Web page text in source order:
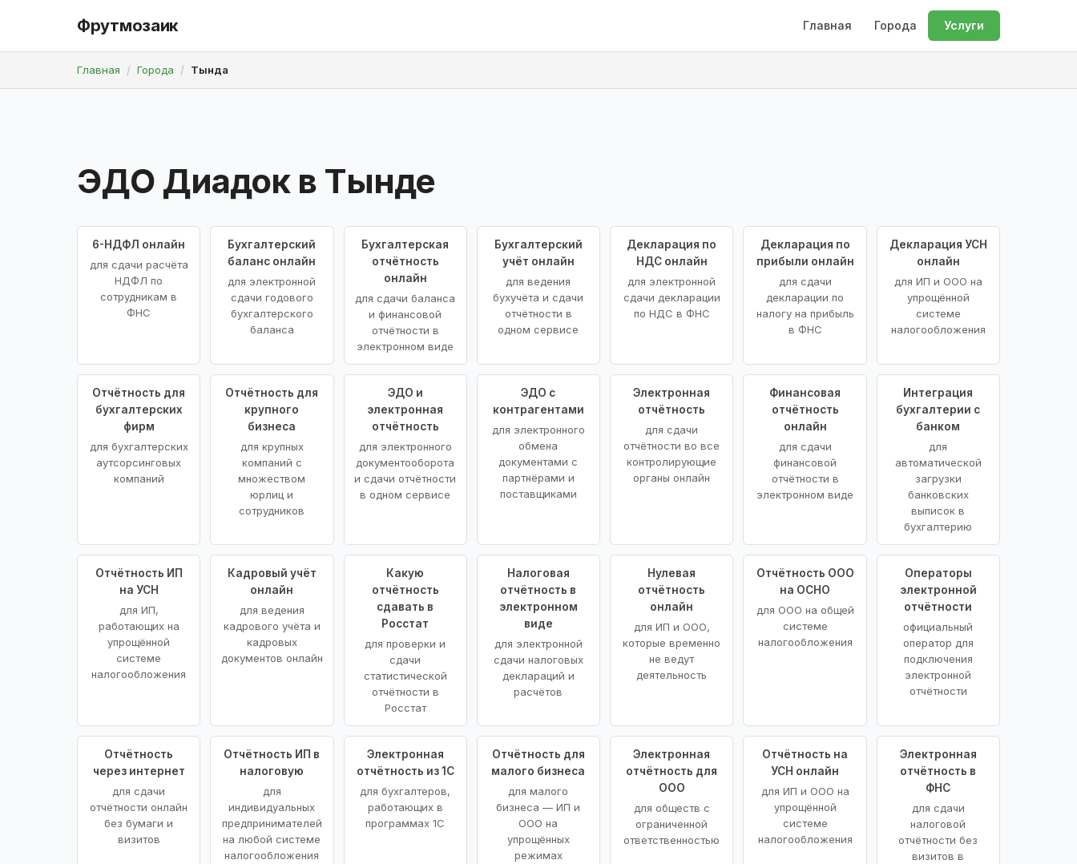
Фрутмозаик Главная Города Услуги
Главная Города Тында
ЭДО Диадок в Тынде
6-НДФЛ онлайн
для сдачи расчёта
НДФЛ по
сотрудникам в
ФНС
Бухгалтерский
баланс онлайн
для электронной
сдачи годового
бухгалтерского
баланса
Бухгалтерская
отчётность
онлайн
для сдачи баланса
и финансовой
отчётности в
электронном виде
Бухгалтерский
учёт онлайн
для ведения
бухучёта и сдачи
отчётности в
одном сервисе
Декларация по
НДС онлайн
для электронной
сдачи декларации
по НДС в ФНС
Декларация по
прибыли онлайн
для сдачи
декларации по
налогу на прибыль
в ФНС
Декларация УСН
онлайн
для ИП и ООО на
упрощённой
системе
налогообложения
Отчётность для
бухгалтерских
фирм
для бухгалтерских
аутсорсинговых
компаний
Отчётность для
крупного
бизнеса
для крупных
компаний с
множеством
юрлиц и
сотрудников
ЭДО и
электронная
отчётность
для электронного
документооборота
и сдачи отчётности
в одном сервисе
ЭДО с
контрагентами
для электронного
обмена
документами с
партнёрами и
поставщиками
Электронная
отчётность
для сдачи
отчётности во все
контролирующие
органы онлайн
Финансовая
отчётность
онлайн
для сдачи
финансовой
отчётности в
электронном виде
Интеграция
бухгалтерии с
банком
для
автоматической
загрузки
банковских
выписок в
бухгалтерию
Отчётность ИП
на УСН
для ИП,
работающих на
упрощённой
системе
налогообложения
Кадровый учёт
онлайн
для ведения
кадрового учёта и
кадровых
документов онлайн
Какую
отчётность
сдавать в
Росстат
для проверки и
сдачи
статистической
отчётности в
Росстат
Налоговая
отчётность в
электронном
виде
для электронной
сдачи налоговых
деклараций и
расчётов
Нулевая
отчётность
онлайн
для ИП и ООО,
которые временно
не ведут
деятельность
Отчётность ООО
на ОСНО
для ООО на общей
системе
налогообложения
Операторы
электронной
отчётности
официальный
оператор для
подключения
электронной
отчётности
Отчётность
через интернет
для сдачи
отчётности онлайн
без бумаги и
визитов
Отчётность ИП в
налоговую
для
индивидуальных
предпринимателей
на любой системе
налогообложения
Электронная
отчётность из 1С
для бухгалтеров,
работающих в
программах 1С
Отчётность для
малого бизнеса
для малого
бизнеса — ИП и
ООО на
упрощённых
режимах
Электронная
отчётность для
ООО
для обществ с
ограниченной
ответственностью
Отчётность на
УСН онлайн
для ИП и ООО на
упрощённой
системе
налогообложения
Электронная
отчётность в
ФНС
для сдачи
налоговой
отчётности без
визитов в